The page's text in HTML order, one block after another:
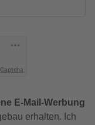
E-Mail-Werbung
erhalten. Ich